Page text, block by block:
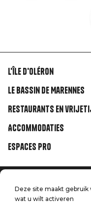
Liens
rubriques
L'île d'Oléron
Le Bassin de Marennes
Restaurants en
Accommodaties
Espaces Pro
Menu
Juridische informatie
Druk op
Deze site maakt
wat u wilt activeren